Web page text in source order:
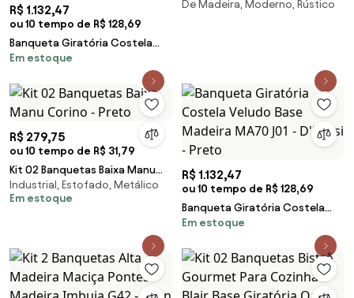
R$ 1.132,47
ou 10 tempo de R$ 128,69
Banqueta Giratória Costela
Linho Base Madeira MA70 J01 -
Em estoque
Unidades
De Madeira, Moderno, Rústico
R$ 279,75
ou 10 tempo de R$ 31,79
Kit 02 Banquetas Baixa Manu
Corino - Preto
Industrial, Estofado, Metálico
Em estoque
R$ 1.132,47
ou 10 tempo de R$ 128,69
Banqueta Giratória Costela
Veludo Base Madeira MA70 J01 -
Em estoque